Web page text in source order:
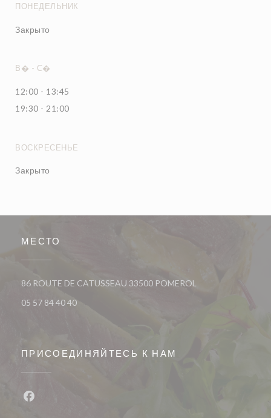
ПОНЕДЕЛЬНИК
Закрыто
В� - С�
12:00 - 13:45
19:30 - 21:00
ВОСКРЕСЕНЬЕ
Закрыто
МЕСТО
86 ROUTE DE CATUSSEAU 33500 POMEROL
05 57 84 40 40
ПРИСОЕДИНЯЙТЕСЬ К НАМ